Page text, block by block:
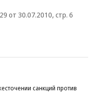
от 30.07.2010, стр. 6
санкций против